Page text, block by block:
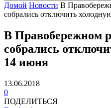
Домой Новости В
собрались отключить
В Правобережном
собрались
14 июня
13.06.2018
0
ПОДЕЛИТЬСЯ